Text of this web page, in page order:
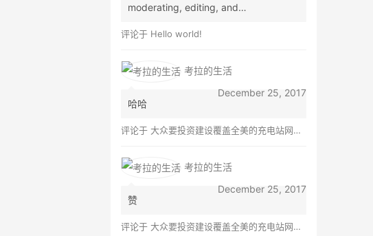
moderating, editing, and
visit the Comments screen
Commenter av…
评论于 Hello world!
考拉的生活
December 25, 2017
哈哈
评论于 大众要投资建设覆盖全美的充电站网络，特斯拉也没闲着
考拉的生活
December 25, 2017
赞
评论于 大众要投资建设覆盖全美的充电站网络，特斯拉也没闲着